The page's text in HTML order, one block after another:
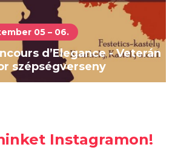
05 – 06.
d’Elegance - Veterán
szépségverseny
Instagramon!